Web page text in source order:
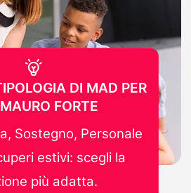
DI MAD PER
FORTE
Sostegno, Personale
estivi: scegli la
più adatta.